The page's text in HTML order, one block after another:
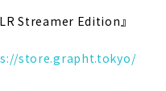
Streamer Edition』
store.grapht.tokyo/